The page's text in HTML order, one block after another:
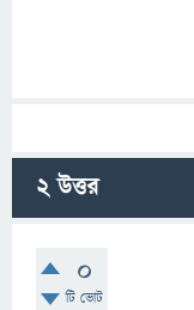
2উত্তর
0
টি ভোট